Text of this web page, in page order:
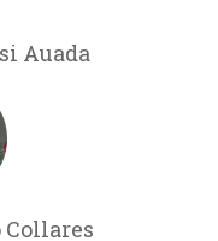
Auada